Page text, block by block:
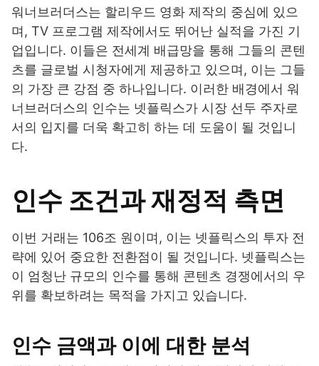
워너브러더스는 할리우드 영화 제작의 중심에 있으
며, TV 프로그램 제작에서도 뛰어난 실적을 가진 기
업입니다. 이들은 전세계 배급망을 통해 그들의 콘텐
츠를 글로벌 시청자에게 제공하고 있으며, 이는 그들
의 가장 큰 강점 중 하나입니다. 이러한 배경에서 워
너브러더스의 인수는 넷플릭스가 시장 선두 주자로
서의 입지를 더욱 확고히 하는 데 도움이 될 것입니
다.
인수 조건과 재정적 측면
이번 거래는 106조 원이며, 이는 넷플릭스의 투자 전
략에 있어 중요한 전환점이 될 것입니다. 넷플릭스는
이 엄청난 규모의 인수를 통해 콘텐츠 경쟁에서의 우
위를 확보하려는 목적을 가지고 있습니다.
인수 금액과 이에 대한 분석